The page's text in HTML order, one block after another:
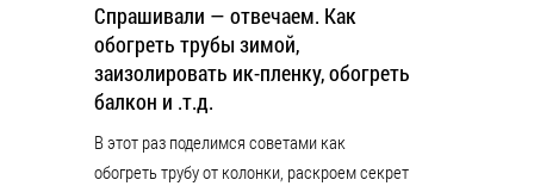
Спрашивали — отвечаем. Как
обогреть трубы зимой,
заизолировать ик-пленку, обогреть
балкон и .т.д.
В этот раз поделимся советами как
обогреть трубу от колонки, раскроем секрет